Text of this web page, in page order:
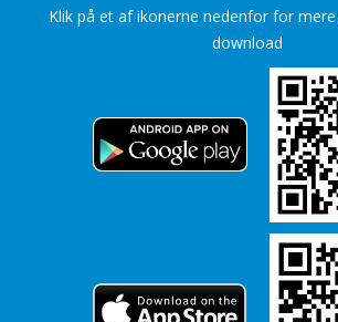
Klik på et af ikonerne nedenfor for
download